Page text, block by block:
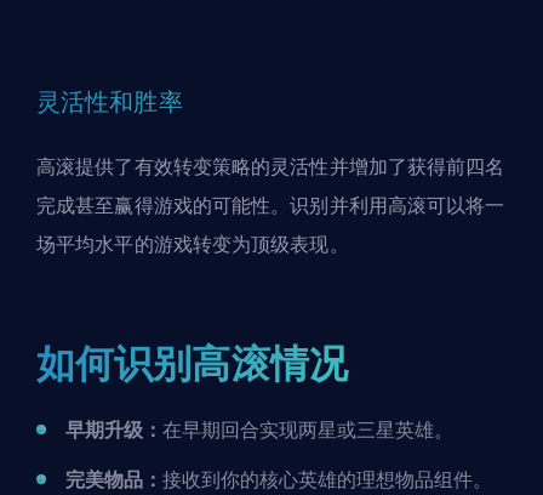
灵活性和胜率
高滚提供了有效转变策略的灵活性并增加了获得前四名
完成甚至赢得游戏的可能性。识别并利用高滚可以将一
场平均水平的游戏转变为顶级表现。
如何识别高滚情况
早期升级： 在早期回合实现两星或三星英雄。
完美物品： 接收到你的核心英雄的理想物品组件。